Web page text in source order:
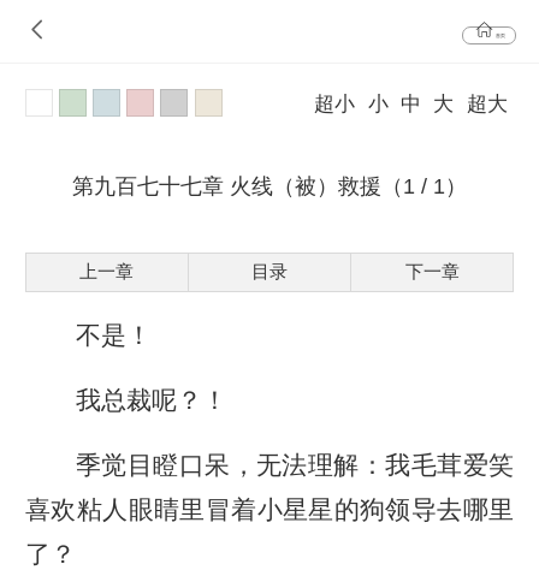
首页
超小 小 中 大 超大
第九百七十七章 火线（被）救援（1 / 1）
上一章 目录 下一章
不是！
我总裁呢？！
季觉目瞪口呆，无法理解：我毛茸爱笑
喜欢粘人眼睛里冒着小星星的狗领导去哪里
了？